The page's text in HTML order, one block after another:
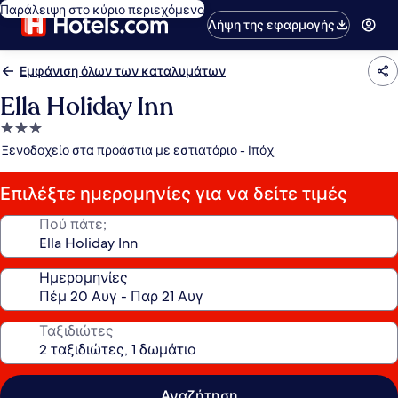
Παράλειψη στο κύριο περιεχόμενο
Λήψη της εφαρμογής
Εμφάνιση όλων των καταλυμάτων
Ella Holiday Inn
Κατάλυμα
με
αστέρια
Ξενοδοχείο στα προάστια με εστιατόριο - Ιπόχ
Επιλέξτε ημερομηνίες για να δείτε τιμές
Πού πάτε;
Ημερομηνίες
Ταξιδιώτες